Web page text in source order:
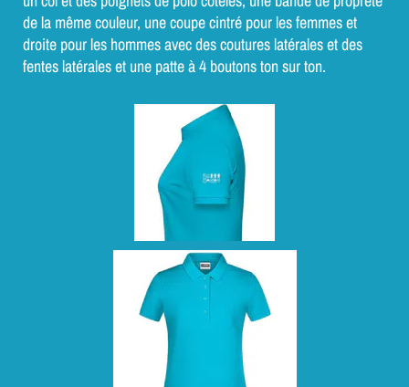
de la même couleur, une coupe cintré pour les femmes et
droite pour les hommesavec des coutures latérales et des
fentes latérales et une patte à 4 boutons ton sur ton.